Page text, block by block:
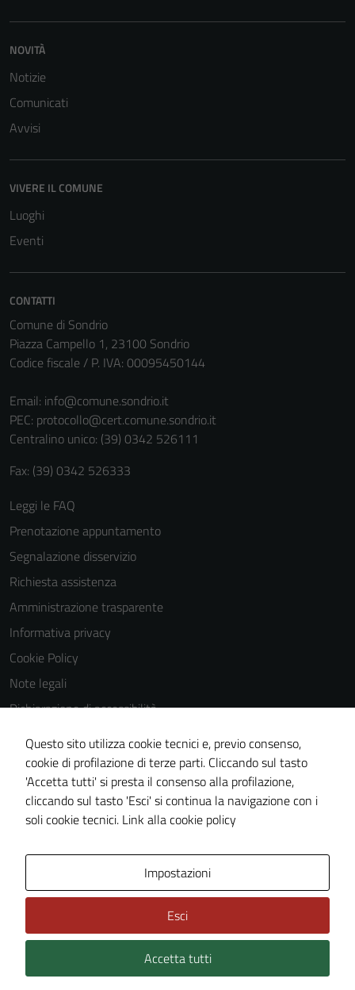
NOVITÀ
Notizie
Comunicati
Avvisi
VIVERE IL COMUNE
Luoghi
Eventi
CONTATTI
Comune di Sondrio
Piazza Campello 1, 23100 Sondrio
Codice fiscale / P. IVA: 00095450144
Email: info@comune.sondrio.it
PEC: protocollo@cert.comune.sondrio.it
Centralino unico: (39) 0342 526111
Fax: (39) 0342 526333
Leggi le FAQ
Prenotazione appuntamento
Segnalazione disservizio
Richiesta assistenza
Amministrazione trasparente
Informativa privacy
Cookie Policy
Note legali
Dichiarazione di accessibilità
Dichiarazione di accessibilità Servizi
Whistleblowing
Piano di miglioramento del sito
Area riservata
Technical Design s.r.l.
Questo sito utilizza cookie tecnici e, previo consenso,
cookie di profilazione di terze parti. Cliccando sul tasto
'Accetta tutti' si presta il consenso alla profilazione,
cliccando sul tasto 'Esci' si continua la navigazione con i
soli cookie tecnici. Link alla cookie policy
Impostazioni
Esci
Accetta tutti